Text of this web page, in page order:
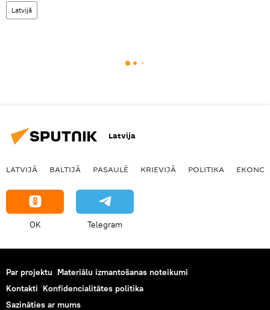
Latvijā
Latvija
LATVIJĀ BALTIJĀ PASAULĒ KRIEVIJĀ POLITIKA
OK Telegram
Par projektu Materiālu izmantošanas noteikumi
Kontakti Konfidencialitātes politika
Sazināties ar mums